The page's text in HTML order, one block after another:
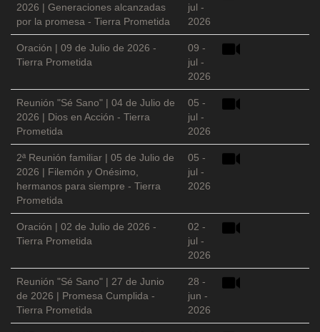
2026 | Generaciones alcanzadas
por la promesa - Tierra Prometida
jul -
2026
Oración | 09 de Julio de 2026 -
Tierra Prometida
09 -
jul -
2026
Reunión "Sé Sano" | 04 de Julio de
2026 | Dios en Acción - Tierra
Prometida
05 -
jul -
2026
2ª Reunión familiar | 05 de Julio de
2026 | Filemón y Onésimo,
hermanos para siempre - Tierra
Prometida
05 -
jul -
2026
Oración | 02 de Julio de 2026 -
Tierra Prometida
02 -
jul -
2026
Reunión "Sé Sano" | 27 de Junio
de 2026 | Promesa Cumplida -
Tierra Prometida
28 -
jun -
2026